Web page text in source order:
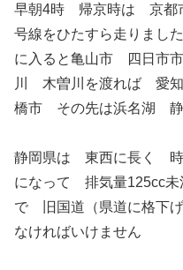
早朝4時 帰京時は 京都
号線をひたすら走りま
に入ると亀山市 四日市
川 木曽川を渡れば 愛
橋市 その先は浜名湖 静
静岡県は 東西に長く 時
になって 排気量125cc
で 旧国道（県道に格下
なければいけません